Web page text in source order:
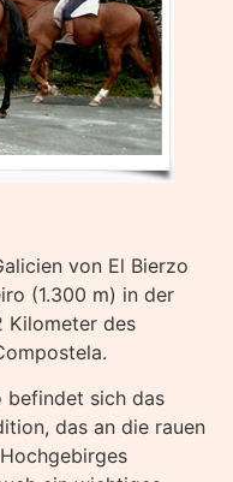
von El Bierzo
(1.300 m) in der
Kilometer des
befindet sich das
das an die rauen